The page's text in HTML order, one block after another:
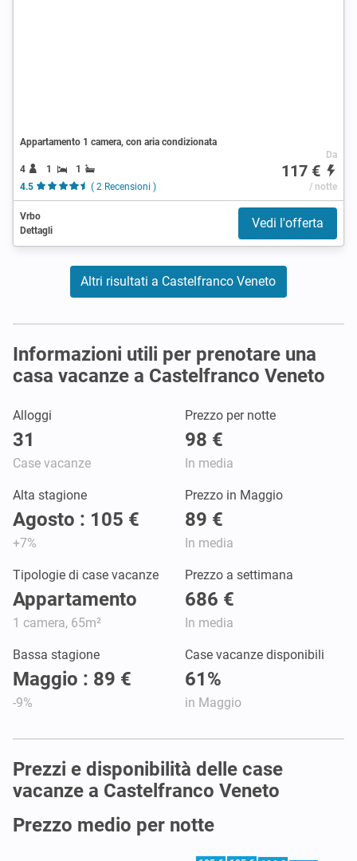
Appartamento 1 camera, con aria condizionata
4 1
1
4.5
( 2 Recensioni )
Da
117 €
/ notte
Vrbo
Dettagli
Vedi l'offerta
Altri risultati a Castelfranco Veneto
Informazioni utili per prenotare una
casa vacanze a Castelfranco Veneto
Alloggi
31
Case vacanze
Prezzo per notte
98 €
In media
Alta stagione
Agosto : 105 €
+7%
Prezzo in Maggio
89 €
In media
Tipologie di case vacanze
Appartamento
1 camera, 65m²
Prezzo a settimana
686 €
In media
Bassa stagione
Maggio : 89 €
-9%
Case vacanze disponibili
61%
in Maggio
Prezzi e disponibilità delle case
vacanze a Castelfranco Veneto
Prezzo medio per notte